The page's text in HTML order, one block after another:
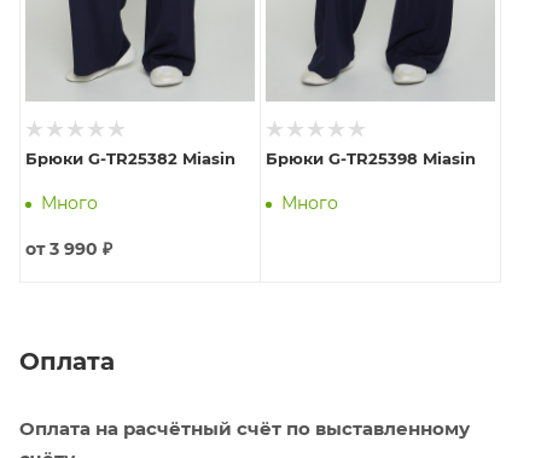
Брюки G-TR25382 Miasin
Много
от3 990 ₽
Брюки G-TR25398 Miasin
Много
Оплата
Оплата на расчётный счёт по выставленному